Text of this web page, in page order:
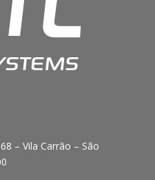
– Vila Carrão – São